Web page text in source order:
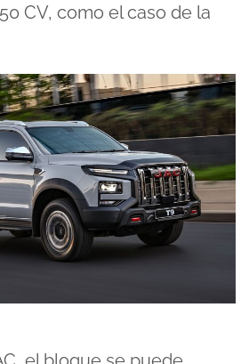
CV, como el caso de la